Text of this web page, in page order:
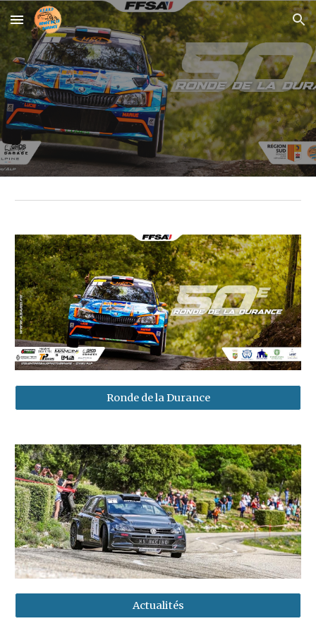
Skip to main content Skip to navigation
Ronde de la Durance
Actualités